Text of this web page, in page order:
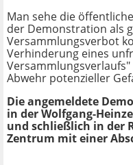
Man sehe die
der Demonstration als
Versammlungsverbot
Verhinderung eines
Abwehr potenzieller
Die angemeldete
in der Wolfgang-
und schließlich in der
Zentrum mit einer